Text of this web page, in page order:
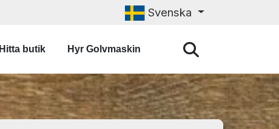
Svenska
Hitta butik Hyr Golvmaskin